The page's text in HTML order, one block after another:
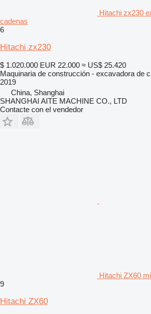
Hitachi zx230
cadenas
6
Hitachi zx230
$ 1.020.000 EUR 22.000 ≈ US$ 25.420
Maquinaria de construcción - excavadora de
2019
China, Shanghai
SHANGHAI AITE MACHINE CO., LTD
Contacte con el vendedor
Hitachi ZX60
9
Hitachi ZX60